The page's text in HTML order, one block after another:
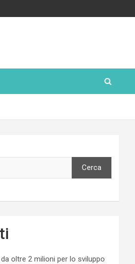
Cerca
oltre 2 milioni per lo sviluppo